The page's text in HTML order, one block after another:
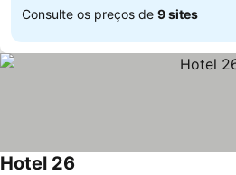
Consulte os preços de 9 sites
Hotel 26